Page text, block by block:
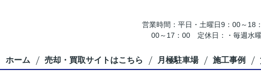
営業時間：平日・土曜日9：00～
00～17：00 定休日：・毎週水
ホーム 売却・買取サイトはこちら 月極駐車場 施工事例